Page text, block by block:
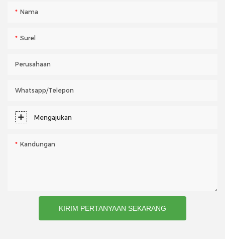
Nama
Surel
Perusahaan
Whatsapp/telepon
Mengajukan
Kandungan
KIRIM PERTANYAAN SEKARANG